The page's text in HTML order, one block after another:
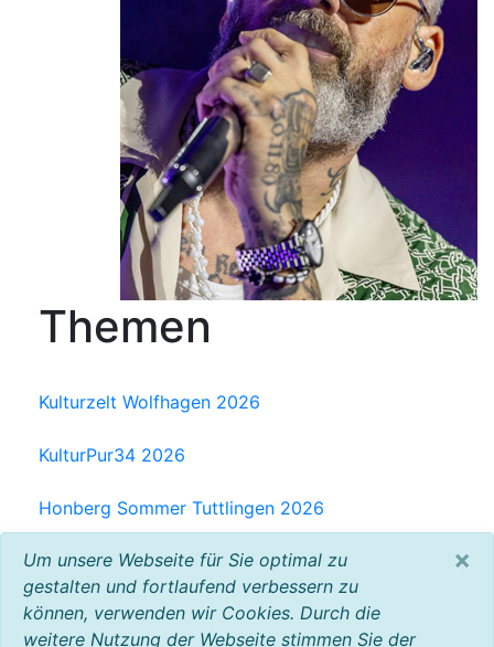
Themen
Kulturzelt Wolfhagen 2026
KulturPur34 2026
Honberg Sommer Tuttlingen 2026
Milchwerk Musik Festival Radolfzell 2025
Baltic Open Air 2025
VW Bus Festival 2023
Um unsere Webseite für Sie optimal zu
gestalten und fortlaufend verbessern zu
können, verwenden wir Cookies. Durch die
weitere Nutzung der Webseite stimmen Sie der
×